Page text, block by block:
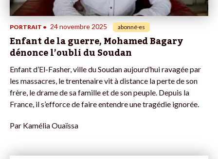
PORTRAIT • 24 novembre 2025 abonné·es
Enfant de la guerre, Mohamed Bagary
dénonce l’oubli du Soudan
Enfant d’El-Fasher, ville du Soudan aujourd’hui ravagée par
les massacres, le trentenaire vit à distance la perte de son
frère, le drame de sa famille et de son peuple. Depuis la
France, il s’efforce de faire entendre une tragédie ignorée.
Par Kamélia Ouaïssa